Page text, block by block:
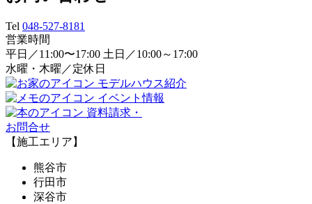
Tel 048-527-8181
営業時間
平日／11:00〜17:00 土日／10:00～17:00
水曜・木曜／定休日
モデルハウス紹介
イベント情報
資料請求・
お問合せ
【施工エリア】
熊谷市
行田市
深谷市